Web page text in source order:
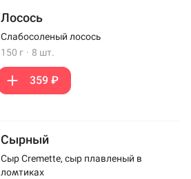
Лосось
Слабосоленый лосось
150 г · 8 шт.
359 ₽
Сырный
Сыр Cremette, сыр плавленый в
ломтиках